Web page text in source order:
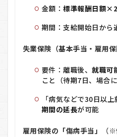
較
傷
手
金
→
保
切
金額：標準報酬日額
期間：支給開始日から
失業保険（基本手当・雇用保
要件：離職後、就職可
こと（待期7日、場合
「病気などで30日以
期間の延長が可能
雇用保険の「傷病手当」
（